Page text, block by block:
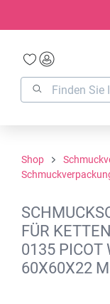
Shop
FÜR
0135 PICOT
60X60X22